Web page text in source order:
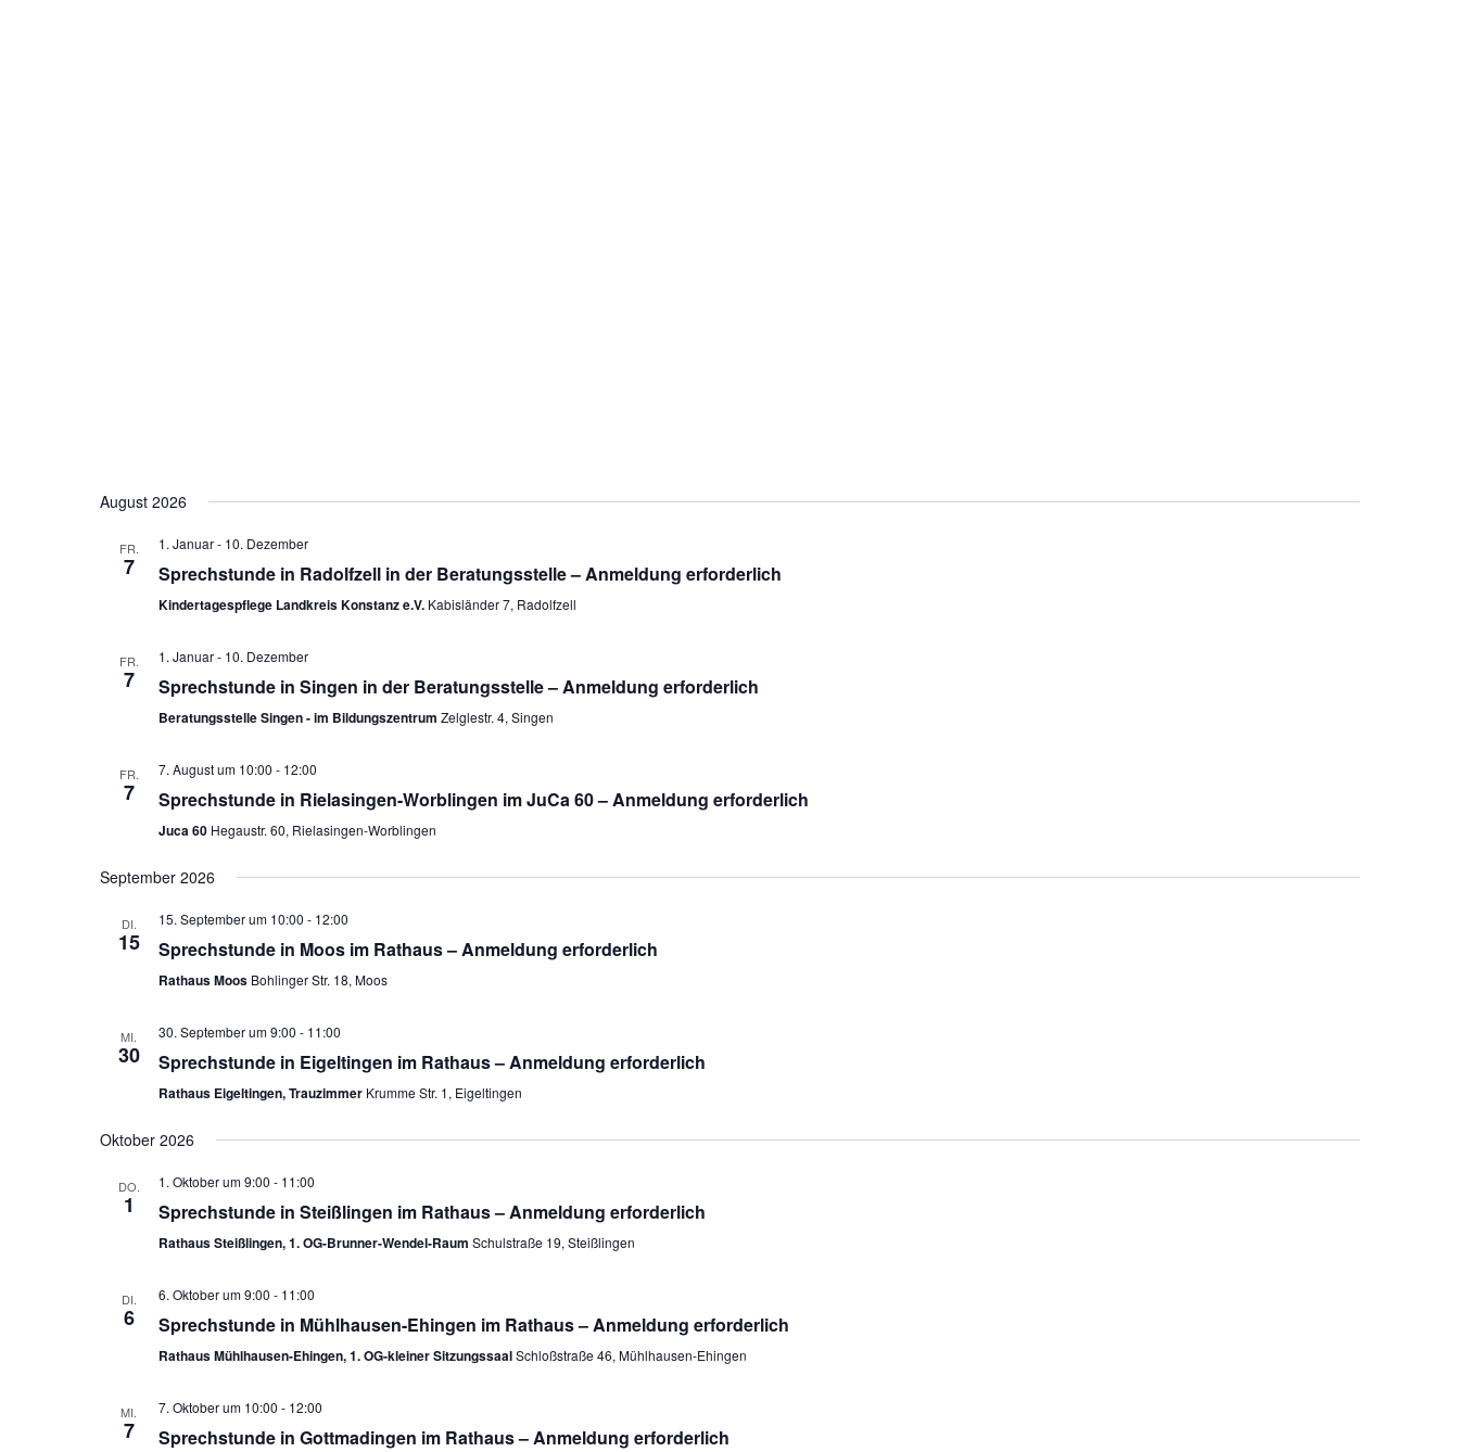
August 2026
FR.
7
1. Januar- 10. Dezember
Sprechstunde in Radolfzell in der Beratungsstelle – Anmeldung erforderlich
Kindertagespflege Landkreis Konstanz e.V. Kabisländer 7, Radolfzell
FR.
7
1. Januar- 10. Dezember
Sprechstunde in Singen in der Beratungsstelle – Anmeldung erforderlich
Beratungsstelle Singen - im Bildungszentrum Zelglestr. 4, Singen
FR.
7
7. August um 10:00 - 12:00
Sprechstunde in Rielasingen-Worblingen im JuCa 60 – Anmeldung erforderlich
Juca 60 Hegaustr. 60, Rielasingen-Worblingen
September 2026
DI.
15
15. September um 10:00 - 12:00
Sprechstunde in Moos im Rathaus – Anmeldung erforderlich
Rathaus Moos Bohlinger Str. 18, Moos
MI.
30
30. September um 9:00 - 11:00
Sprechstunde in Eigeltingen im Rathaus – Anmeldung erforderlich
Rathaus Eigeltingen, Trauzimmer Krumme Str. 1, Eigeltingen
Oktober 2026
DO.
1
1. Oktober um 9:00 - 11:00
Sprechstunde in Steißlingen im Rathaus – Anmeldung erforderlich
Rathaus Steißlingen, 1. OG-Brunner-Wendel-Raum Schulstraße 19, Steißlingen
DI.
6
6. Oktober um 9:00 - 11:00
Sprechstunde in Mühlhausen-Ehingen im Rathaus – Anmeldung erforderlich
Rathaus Mühlhausen-Ehingen, 1. OG-kleiner SitzungssaalSchloßstraße 46, Mühlhausen-Ehingen
MI.
7
7. Oktober um 10:00 - 12:00
Sprechstunde in Gottmadingen im Rathaus – Anmeldung erforderlich